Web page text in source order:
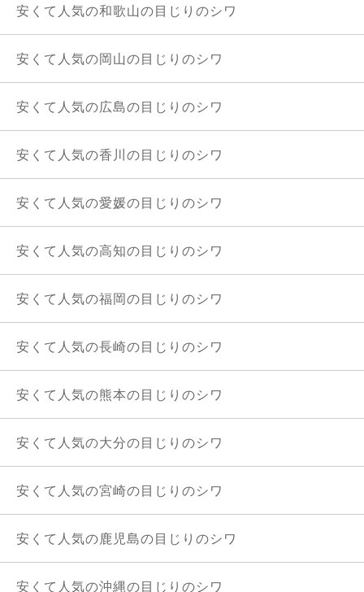
安くて人気の和歌山の目じりのシワ
安くて人気の岡山の目じりのシワ
安くて人気の広島の目じりのシワ
安くて人気の香川の目じりのシワ
安くて人気の愛媛の目じりのシワ
安くて人気の高知の目じりのシワ
安くて人気の福岡の目じりのシワ
安くて人気の長崎の目じりのシワ
安くて人気の熊本の目じりのシワ
安くて人気の大分の目じりのシワ
安くて人気の宮崎の目じりのシワ
安くて人気の鹿児島の目じりのシワ
安くて人気の沖縄の目じりのシワ